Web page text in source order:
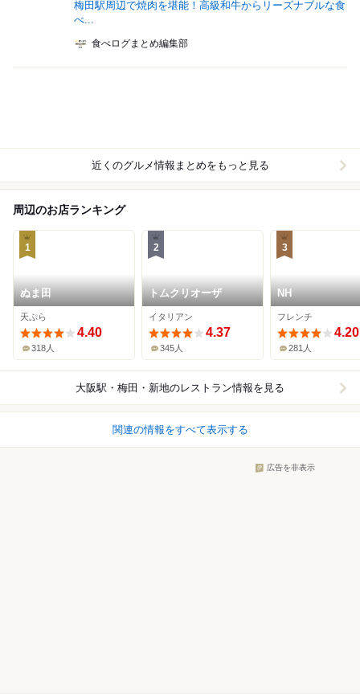
梅田駅周辺で焼肉を堪能！高級和牛からリーズナブルな食
べ...
食べログまとめ編集部
近くのグルメ情報まとめをもっと見る
周辺のお店ランキング
1
ぬま田
天ぷら
4.40
318人
2
トムクリオーザ
イタリアン
4.37
345人
3
NH
フレンチ
4.20
281人
大阪駅・梅田・新地のレストラン情報を見る
関連の情報をすべて表示する
広告を非表示